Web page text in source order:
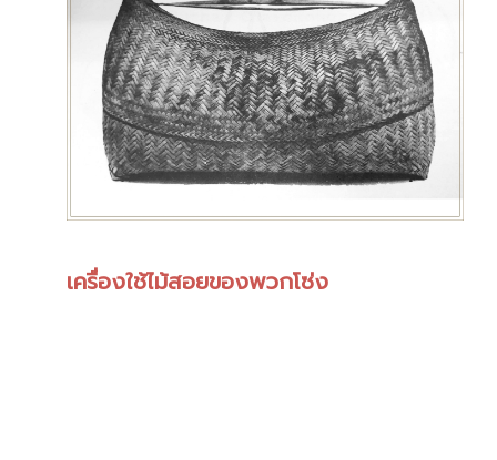
เครื่องใช้ไม้สอยของพวกโซ่ง